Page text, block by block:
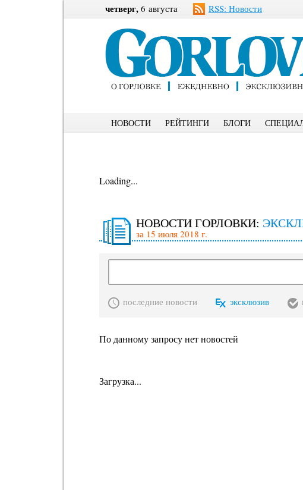
четверг, 6 августа RSS: Новости
НОВОСТИ РЕЙТИНГИ БЛОГИ
Loading...
НОВОСТИ ГОРЛОВКИ:
за 15 июля 2018 г.
последние новости эксклюзив
По данному запросу нет новостей
Загрузка...